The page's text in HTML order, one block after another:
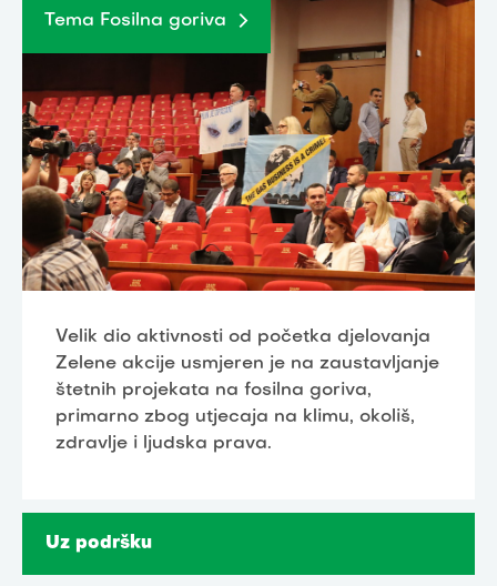
Tema Fosilna goriva
Velik dio aktivnosti od početka djelovanja
Zelene akcije usmjeren je na zaustavljanje
štetnih projekata na fosilna goriva,
primarno zbog utjecaja na klimu, okoliš,
zdravlje i ljudska prava.
Uz podršku